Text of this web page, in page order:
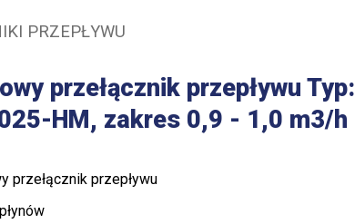
PRZEPŁYWU
przełącznik przepływu Typ:
HM, zakres 0,9 - 1,0 m3/h
przełącznik przepływu